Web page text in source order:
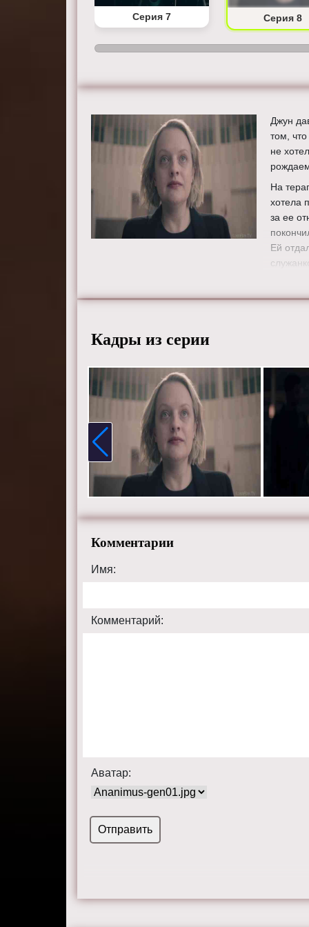
Серия 7 Серия 8
Джун
том,
не
На
хотела
за ее
Ей
Кадры из серии
Комментарии
Имя:
Комментарий:
Аватар: